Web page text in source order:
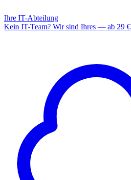
Ihre IT-Abteilung
Kein IT-Team? Wir sind Ihres — ab 29 €